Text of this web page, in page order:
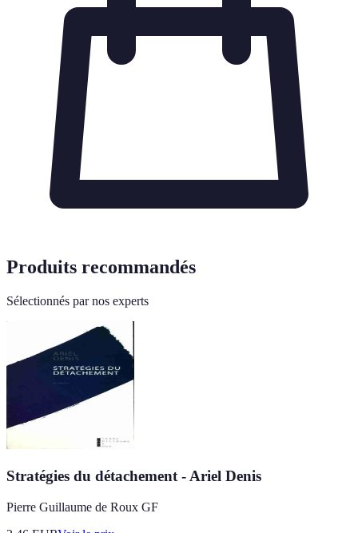
Produits recommandés
Sélectionnés par nos experts
Stratégies du détachement - Ariel Denis
Pierre Guillaume de Roux GF